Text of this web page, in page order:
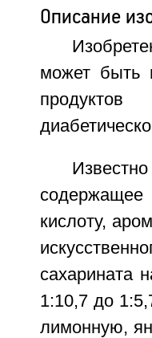
Описание
может быть
содержащее
кислоту,
сахарината
1:10,7 до
лимонную,